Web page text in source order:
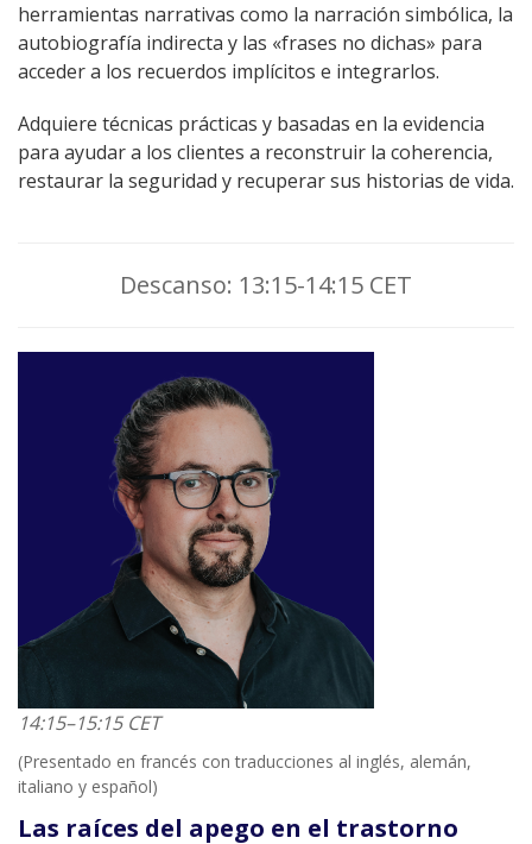
herramientas narrativas como la narración simbólica, la
autobiografía indirecta y las «frases no dichas» para
acceder a los recuerdos implícitos e integrarlos.
Adquiere técnicas prácticas y basadas en la evidencia
para ayudar a los clientes a reconstruir la coherencia,
restaurar la seguridad y recuperar sus historias de vida.
Descanso: 13:15-14:15 CET
14:15–15:15 CET
(Presentado en francés con traducciones al inglés, alemán,
italiano y español)
Las raíces del apego en el trastorno